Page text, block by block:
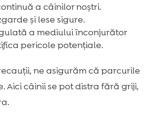
a câinilor noștri.
și lese sigure.
a mediului înconjurător
pericole potențiale.
ne asigurăm că parcurile
Aici câinii se pot distra fără griji,